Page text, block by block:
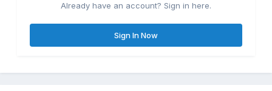
Already have an account? Sign in here.
Sign In Now